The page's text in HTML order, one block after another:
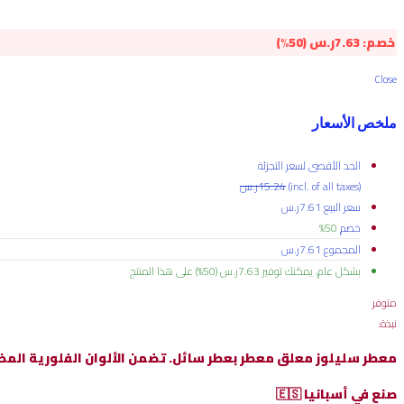
خصم:7.63ر.س(50%)
Close
ملخص الأسعار
الحد الأقصى لسعر التجزئة
(incl. of all taxes)
15.24ر.س
سعر البيع 7.61ر.س
خصم50%
المجموع 7.61ر.س
بشكل عام، يمكنك توفير7.63ر.س(50%)
على هذا المنتج
متوفر
نبذة:
معطر سليلوز معلق معطر بعطر سائل. تضمن الألوان الفلورية
صنع في أسبانيا 🇪🇸